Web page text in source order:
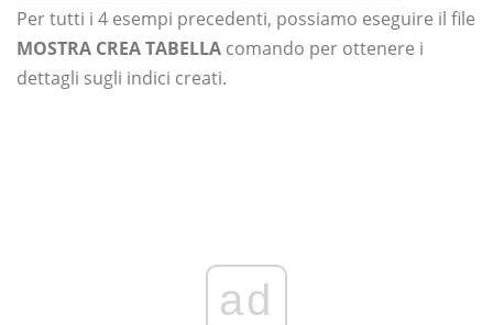
Per tutti i 4 esempi precedenti, possiamo eseguire il file
MOSTRA CREA TABELLA comando per ottenere i
dettagli sugli indici creati.
ad